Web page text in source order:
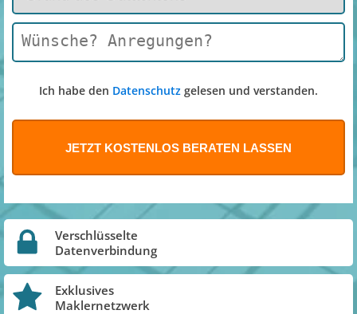
Ich habe den Datenschutz gelesen und verstanden.
Verschlüsselte
Datenverbindung
Exklusives
Maklernetzwerk